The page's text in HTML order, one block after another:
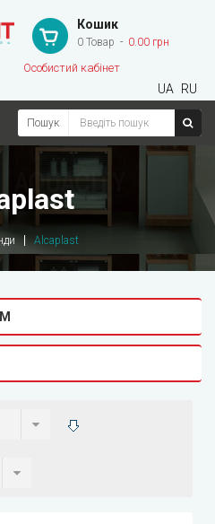
Кошик
0 Товар 0.00 грн
Особистий кабінет
UA RU
Пошук
Alcaplast